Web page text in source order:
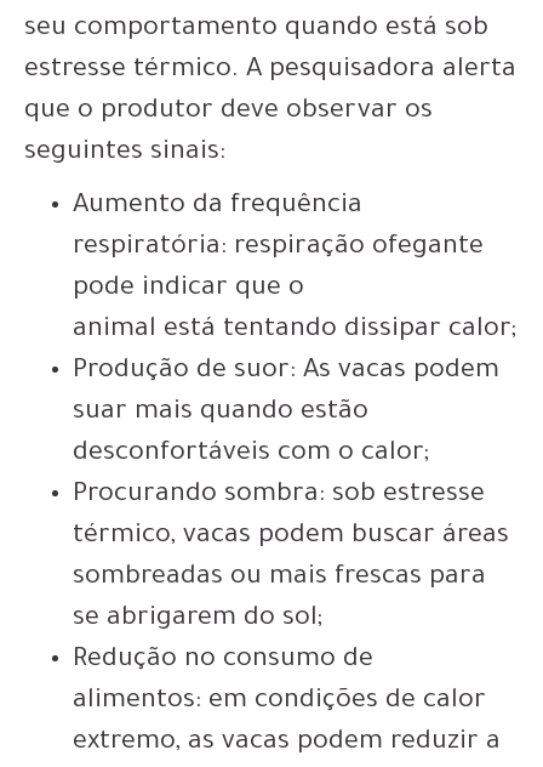
seu comportamento quando está sob
estresse térmico. A pesquisadora alerta
que o produtor deve observar os
seguintes sinais:
Aumento da frequência
respiratória: respiração ofegante
pode indicar que o
animal está tentando dissipar calor;
Produção de suor: As vacas podem
suar mais quando estão
desconfortáveis ​​com o calor;
Procurando sombra: sob estresse
térmico, vacas podem buscar áreas
sombreadas ou mais frescas para
se abrigarem do sol;
Redução no consumo de
alimentos: em condições de calor
extremo, as vacas podem reduzir a